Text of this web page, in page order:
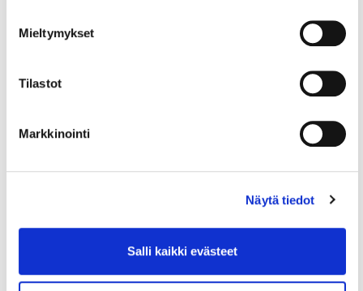
Mieltymykset
Tilastot
Markkinointi
Näytä tiedot
Salli kaikki evästeet
Kiinnostaako yrityksen kasvu –
hae mukaan Kasvupolku®-